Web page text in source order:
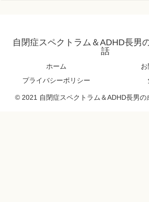
自閉症スペクトラム＆ADHD長男
話
ホーム
プライバシーポリシー
© 2021 自閉症スペクトラム＆ADHD長男の